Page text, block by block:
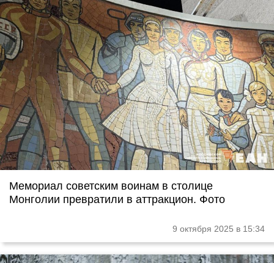
Мемориал советским воинам в столице
Монголии превратили в аттракцион. Фото
9 октября 2025 в 15:34